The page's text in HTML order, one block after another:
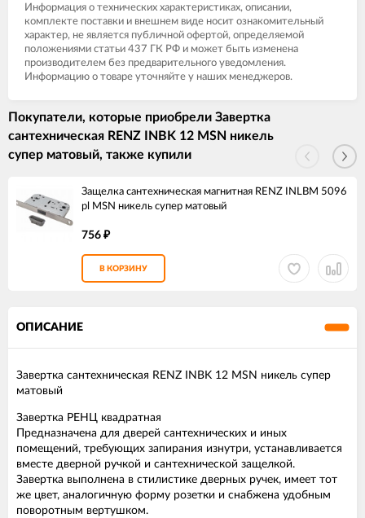
Информация о технических характеристиках, описании,
комплекте поставки и внешнем виде носит ознакомительный
характер, не является публичной офертой, определяемой
положениями статьи 437 ГК РФ и может быть изменена
производителем без предварительного уведомления.
Информацию о товаре уточняйте у наших менеджеров.
Покупатели, которые приобрели Завертка
сантехническая RENZ INBK 12 MSN никель
супер матовый, также купили
Защелка сантехническая магнитная RENZ INLBM 5096
pl MSN никель супер матовый
756 ₽
В КОРЗИНУ
ОПИСАНИЕ
Завертка сантехническая RENZ INBK 12 MSN никель супер
матовый
Завертка РЕНЦ квадратная
Предназначена для дверей сантехнических и иных
помещений, требующих запирания изнутри, устанавливается
вместе дверной ручкой и сантехнической защелкой.
Завертка выполнена в стилистике дверных ручек, имеет тот
же цвет, аналогичную форму розетки и снабжена удобным
поворотным вертушком.